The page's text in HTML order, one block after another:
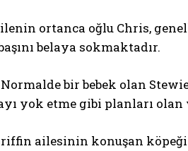
ortanca oğlu Chris,
belaya sokmaktadır.
Normalde bir bebek olan
yok etme gibi planları
ailesinin konuşan